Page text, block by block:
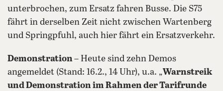
unterbrochen, zum Ersatz fahren Busse. Die S75
fährt in derselben Zeit nicht zwischen Wartenberg
und Springpfuhl, auch hier fährt ein Ersatzverkehr.
Demonstration– Heute sind zehn Demos
angemeldet (Stand: 16.2., 14 Uhr), u.a. „Warnstreik
und Demonstration im Rahmen der Tarifrunde